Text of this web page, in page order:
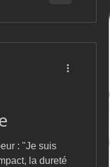
: "Je suis
la dureté